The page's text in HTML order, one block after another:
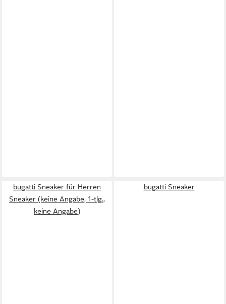
bugatti Sneaker für Herren
Sneaker (keine Angabe, 1-tlg.,
keine Angabe)
bugatti Sneaker